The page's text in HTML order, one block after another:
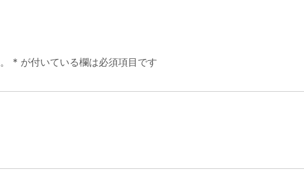
* が付いている欄は必須項目です